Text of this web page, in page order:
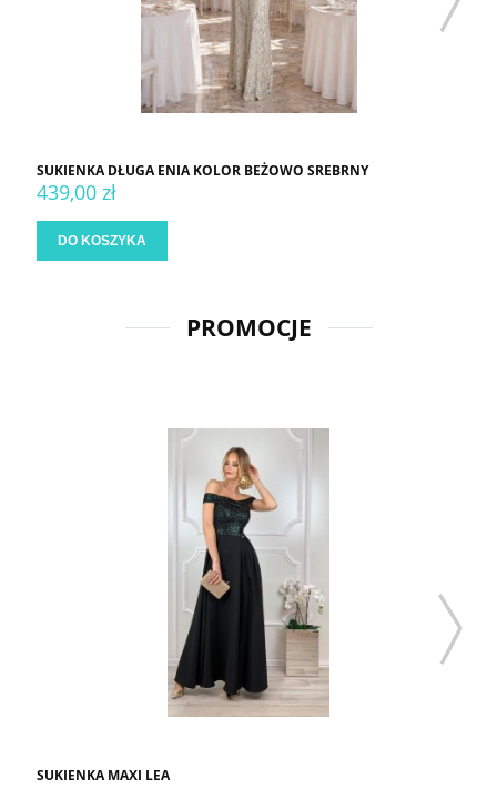
SUKIENKA DŁUGA ENIA KOLOR BEŻOWO SREBRNY
439,00 zł
DO KOSZYKA
PROMOCJE
SUKIENKA MAXI LEA